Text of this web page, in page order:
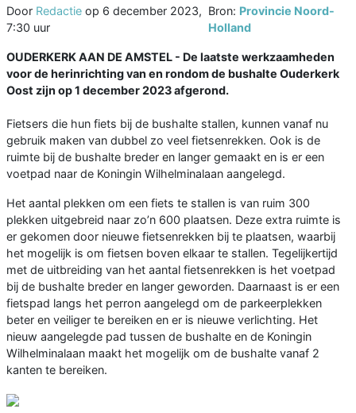
Door Redactie op 6 december 2023,
7:30 uur
Bron: Provincie Noord-
Holland
OUDERKERK AAN DE AMSTEL - De laatste werkzaamheden
voor de herinrichting van en rondom de bushalte Ouderkerk
Oost zijn op 1 december 2023 afgerond.
Fietsers die hun fiets bij de bushalte stallen, kunnen vanaf nu
gebruik maken van dubbel zo veel fietsenrekken. Ook is de
ruimte bij de bushalte breder en langer gemaakt en is er een
voetpad naar de Koningin Wilhelminalaan aangelegd.
Het aantal plekken om een fiets te stallen is van ruim 300
plekken uitgebreid naar zo’n 600 plaatsen. Deze extra ruimte is
er gekomen door nieuwe fietsenrekken bij te plaatsen, waarbij
het mogelijk is om fietsen boven elkaar te stallen. Tegelijkertijd
met de uitbreiding van het aantal fietsenrekken is het voetpad
bij de bushalte breder en langer geworden. Daarnaast is er een
fietspad langs het perron aangelegd om de parkeerplekken
beter en veiliger te bereiken en er is nieuwe verlichting. Het
nieuw aangelegde pad tussen de bushalte en de Koningin
Wilhelminalaan maakt het mogelijk om de bushalte vanaf 2
kanten te bereiken.